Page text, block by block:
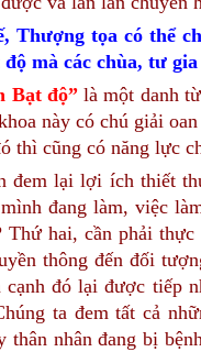
Thượng tọa có thể
độ mà các chùa, tư
Bạt độ”là một danh
này có chú giải
thì cũng có năng lực
đem lại lợi ích thiết
đang làm, việc
Thứ hai, cần phải
thông đến đối
cạnh đó lại được tiếp
ta đem tất cả
thân nhân đang bị